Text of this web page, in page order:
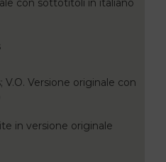
con sottotitoli in italiano
Versione originale con
in versione originale